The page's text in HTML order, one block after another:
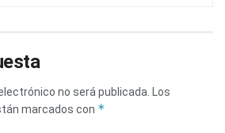
no será publicada.
Los
marcados con *